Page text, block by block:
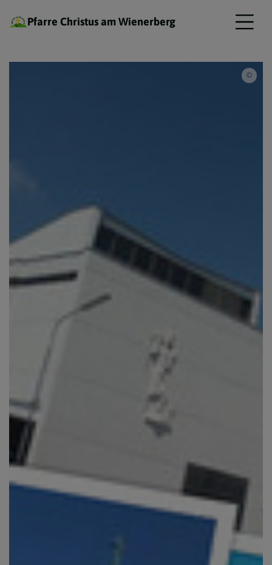
Pfarre Christus am Wienerberg